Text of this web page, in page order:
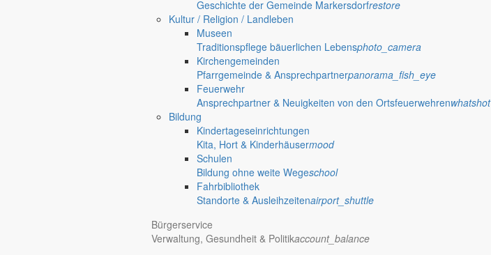
Geschichte der Gemeinde Markersdorfrestore
Kultur / Religion / Landleben
Museen
Traditionspflege bäuerlichen Lebensphoto_camera
Kirchengemeinden
Pfarrgemeinde & Ansprechpartnerpanorama_fish_eye
Feuerwehr
Ansprechpartner & Neuigkeiten von den Ortsfeuerwehrenwhatshot
Bildung
Kindertageseinrichtungen
Kita, Hort & Kinderhäusermood
Schulen
Bildung ohne weite Wegeschool
Fahrbibliothek
Standorte & Ausleihzeitenairport_shuttle
Bürgerservice
Verwaltung, Gesundheit & Politikaccount_balance